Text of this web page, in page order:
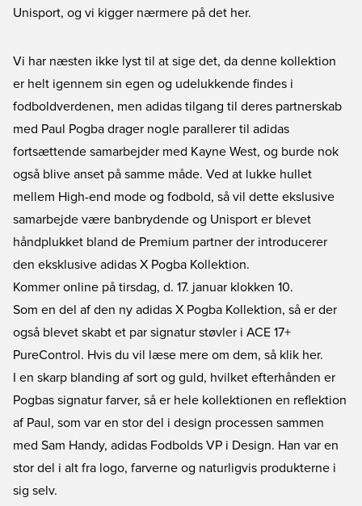
Unisport, og vi kigger nærmere på det her.
Vi har næsten ikke lyst til at sige det, da denne kollektion
er helt igennem sin egen og udelukkende findes i
fodboldverdenen, men adidas tilgang til deres partnerskab
med Paul Pogba drager nogle parallerer til adidas
fortsættende samarbejder med Kayne West, og burde nok
også blive anset på samme måde. Ved at lukke hullet
mellem High-end mode og fodbold, så vil dette ekslusive
samarbejde være banbrydende og Unisport er blevet
håndplukket bland de Premium partner der introducerer
den eksklusive adidas X Pogba Kollektion.
Kommer online på tirsdag, d. 17. januar klokken 10.
Som en del af den ny adidas X Pogba Kollektion, så er der
også blevet skabt et par signatur støvler i ACE 17+
PureControl. Hvis du vil læse mere om dem, så klik her.
I en skarp blanding af sort og guld, hvilket efterhånden er
Pogbas signatur farver, så er hele kollektionen en reflektion
af Paul, som var en stor del i design processen sammen
med Sam Handy, adidas Fodbolds VP i Design. Han var en
stor del i alt fra logo, farverne og naturligvis produkterne i
sig selv.